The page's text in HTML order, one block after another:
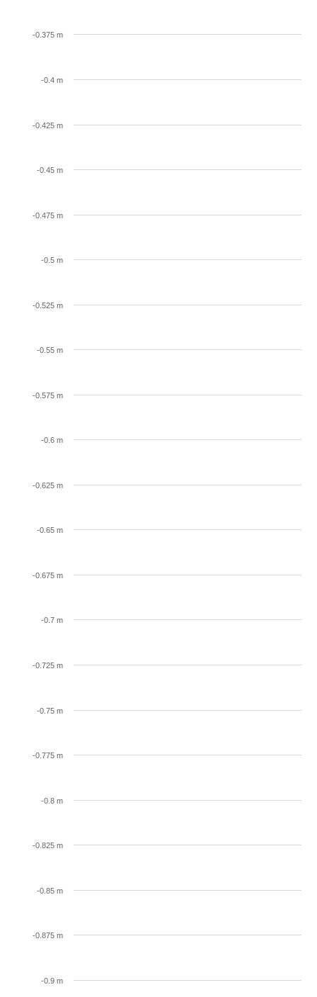
-0.5 m
-0.9 m
-0.875 m
-0.85 m
-0.825 m
-0.8 m
-0.775 m
-0.75 m
-0.725 m
-0.7 m
-0.675 m
-0.65 m
-0.625 m
-0.6 m
-0.575 m
-0.55 m
-0.525 m
-0.475 m
-0.45 m
-0.425 m
-0.4 m
-0.375 m